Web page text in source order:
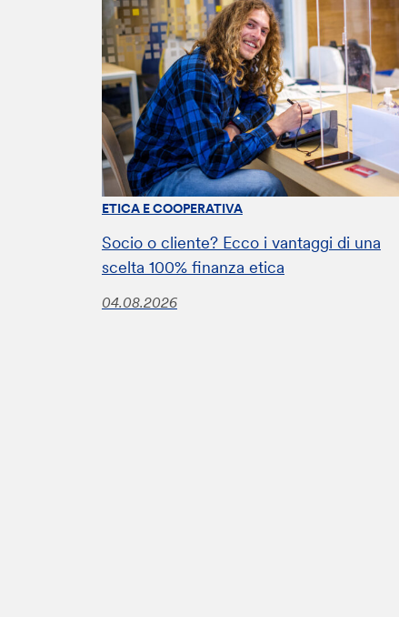
ETICA E COOPERATIVA
Socio o cliente? Ecco i vantaggi di una
scelta 100% finanza etica
04.08.2026